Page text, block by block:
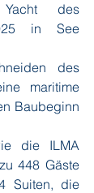
des
in See
des
maritime
Baubeginn
die ILMA
448 Gäste
Suiten, die